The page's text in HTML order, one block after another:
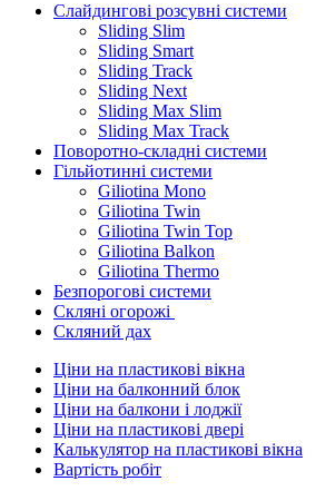
Слайдингові розсувні системи
Sliding Slim
Sliding Smart
Sliding Track
Sliding Next
Sliding Max Slim
Sliding Max Track
Поворотно-складні системи
Гільйотинні системи
Giliotina Mono
Giliotina Twin
Giliotina Twin Top
Giliotina Balkon
Giliotina Thermo
Безпорогові системи
Скляні огорожі
Скляний дах
Ціни на пластикові вікна
Ціни на балконний блок
Ціни на балкони і лоджії
Ціни на пластикові двері
Калькулятор на пластикові вікна
Вартість робіт